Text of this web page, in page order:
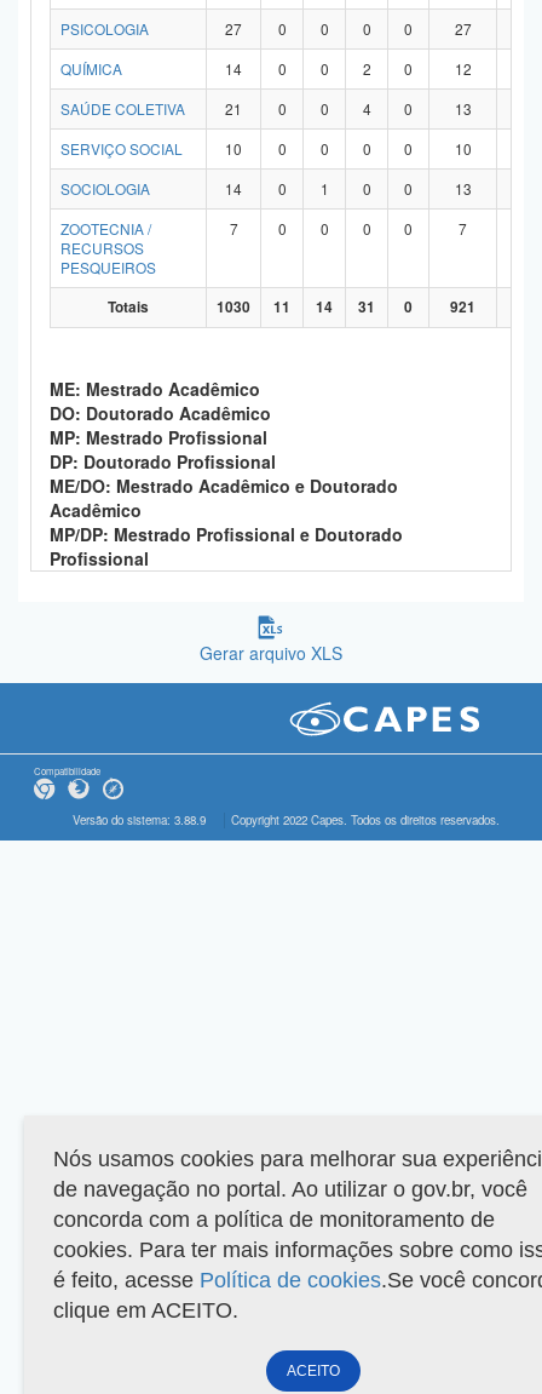
PSICOLOGIA 27 0 0 0 0 27
QUÍMICA
14 0 0 2 0 12
SAÚDE COLETIVA
21 0 0 4 0 13
SERVIÇO SOCIAL
10 0 0 0 0 10
SOCIOLOGIA
14 0 1 0 0 13
ZOOTECNIA /
RECURSOS
PESQUEIROS
7 0 0 0 0 7
Totais 1030 11 14 31 0 921
ME: Mestrado Acadêmico
DO: Doutorado Acadêmico
MP: Mestrado Profissional
DP: Doutorado Profissional
ME/DO: Mestrado Acadêmico e Doutorado
Acadêmico
MP/DP: Mestrado Profissional e Doutorado
Profissional
Gerar arquivo XLS
Compatibilidade
Versão do sistema: 3.88.9 Copyright 2022 Capes. Todos os direitos reservados.
Nós usamos cookies para melhorar sua
de navegação no portal. Ao utilizar o gov.br, você
concorda com a política de monitoramento de
cookies. Para ter mais informações sobre como
é feito, acesse Política de cookies.Se você
clique em ACEITO.
ACEITO